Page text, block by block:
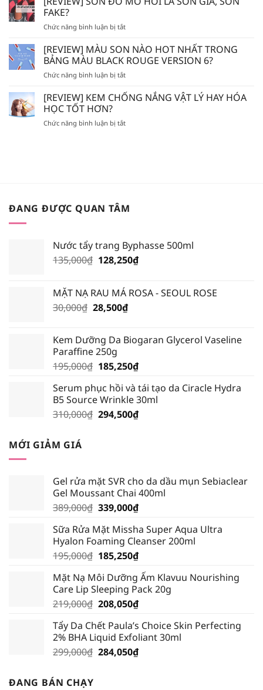
HỌC
SẼ
BỊ
DA?
EVOLUDERM
VICHY
LA
ROCHE
–
NÊN
XỊT
FAKE?
Chức năng bình luận bị tắtở
SON
ĐỔ
MỒ
HÔI
SON
FAKE?
[REVIEW] MÀU SON NÀO HOT NHẤT TRONG
BẢNG MÀU BLACK ROUGE VERSION 6?
Chức năng bình luận bị tắtở
MÀU
HOT
6?
[REVIEW] KEM CHỐNG NẮNG VẬT LÝ HAY HÓA
HỌC TỐT HƠN?
Chức năng bình luận bị tắtở
HỌC
ĐANG ĐƯỢC QUAN TÂM
Nước tẩy trang Byphasse 500ml
135,000₫ Giá
135,000₫.
128,250₫Giá
là:
MẶT NẠ RAU MÁ ROSA - SEOUL ROSE
30,000₫ Giá
30,000₫.
28,500₫Giá
là:
Kem Dưỡng Da Biogaran Glycerol Vaseline
Paraffine 250g
195,000₫ Giá
là:
195,000₫.
185,250₫Giá
tại
là:
185,250₫.
Serum phục hồi và tái tạo da Ciracle Hydra
B5 Source Wrinkle 30ml
310,000₫ Giá
294,500₫Giá
MỚI GIẢM GIÁ
Gel rửa mặt SVR cho da dầu mụn Sebiaclear
Gel Moussant Chai 400ml
389,000₫ Giá
là:
389,000₫.
339,000₫Giá
tại
là:
339,000₫.
Sữa Rửa Mặt Missha Super Aqua Ultra
Hyalon Foaming Cleanser 200ml
195,000₫ Giá
là:
195,000₫.
185,250₫Giá
tại
là:
185,250₫.
Mặt Nạ Môi Dưỡng Ẩm Klavuu Nourishing
Care Lip Sleeping Pack 20g
219,000₫ Giá
là:
219,000₫.
208,050₫Giá
tại
là:
208,050₫.
Tẩy Da Chết Paula’s Choice Skin Perfecting
2% BHA Liquid Exfoliant 30ml
299,000₫ Giá
284,050₫Giá
ĐANG BÁN CHẠY